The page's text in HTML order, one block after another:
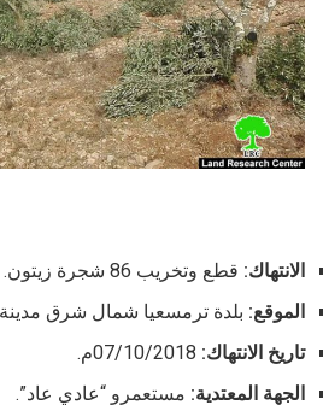
الانتهاك: قطع وتخريب 86 شجرة زيتون.
الموقع: بلدة ترمسعيا شمال شرق مدينة
تاريخ الانتهاك:
الجهة المعتدية: مستعمرو “عادي عاد”.